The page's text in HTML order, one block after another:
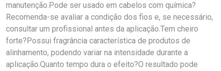
manutenção.Pode ser usado em cabelos com química?
Recomenda-se avaliar a condição dos fios e, se necessário,
consultar um profissional antes da aplicação.Tem cheiro
forte?Possui fragrância característica de produtos de
alinhamento, podendo variar na intensidade durante a
aplicação.Quanto tempo dura o efeito?O resultado pode